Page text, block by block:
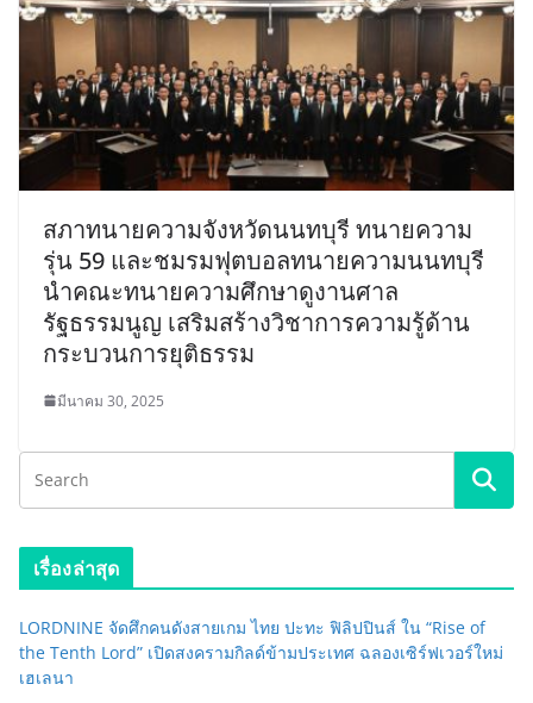
สภาทนายความจังหวัดนนทบุรี ทนายความ
รุ่น 59 และชมรมฟุตบอลทนายความนนทบุรี
นำคณะทนายความศึกษาดูงานศาล
รัฐธรรมนูญ เสริมสร้างวิชาการความรู้ด้าน
กระบวนการยุติธรรม
มีนาคม 30, 2025
เรื่องล่าสุด
LORDNINE จัดศึกคนดังสายเกม ไทย ปะทะ ฟิลิปปินส์ ใน “Rise of
the Tenth Lord” เปิดสงครามกิลด์ข้ามประเทศ ฉลองเซิร์ฟเวอร์ใหม่
เฮเลนา